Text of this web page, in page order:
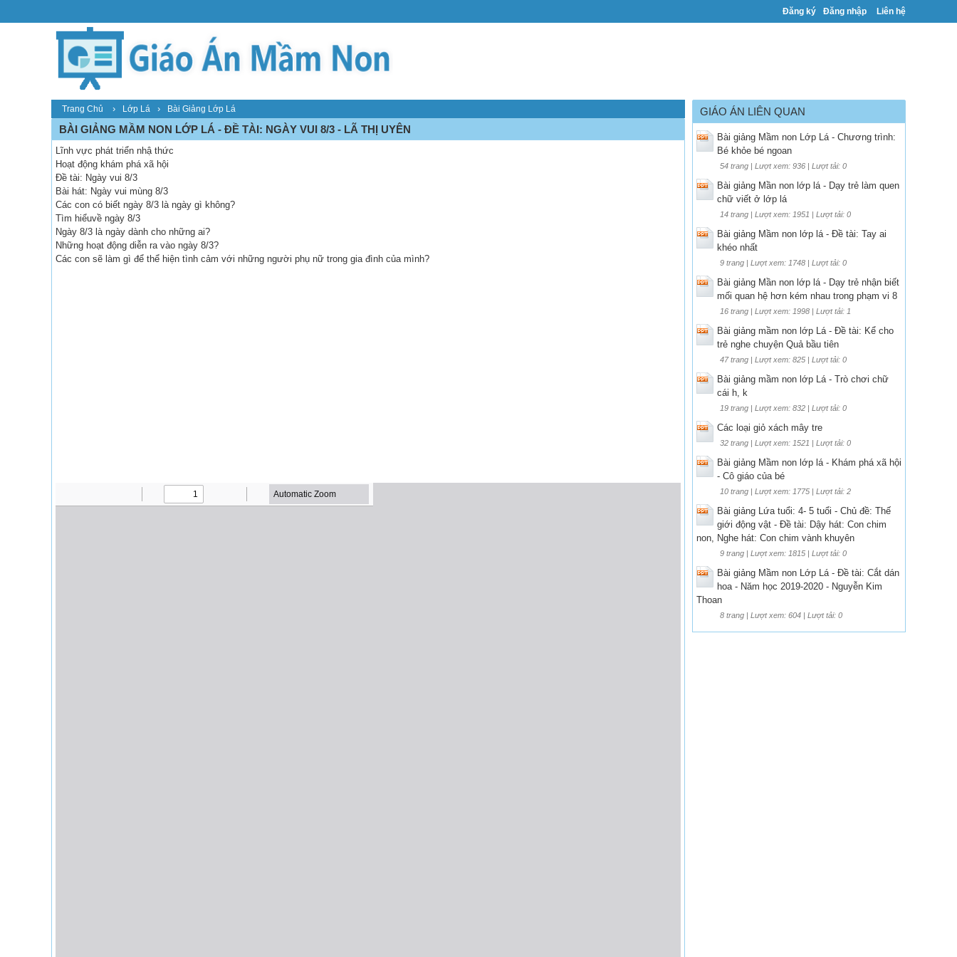
Đăng ký Đăng nhập Liên hệ
Trang Chủ › Lớp Lá › Bài Giảng Lớp Lá
BÀI GIẢNG MẦM NON LỚP LÁ - ĐỀ TÀI: NGÀY VUI 8/3 - LÃ THỊ UYÊN
Lĩnh vực phát triển nhậ thức
Hoạt động khám phá xã hội
Đề tài: Ngày vui 8/3
Bài hát: Ngày vui mùng 8/3
Các con có biết ngày 8/3 là ngày gì không?
Tìm hiểuvề ngày 8/3
Ngày 8/3 là ngày dành cho những ai?
Những hoạt động diễn ra vào ngày 8/3?
Các con sẽ làm gì để thể hiện tình cảm với những người phụ nữ trong gia đình của mình?
GIÁO ÁN LIÊN QUAN
Bài giảng Mầm non Lớp Lá - Chương trình:
Bé khỏe bé ngoan
54 trang | Lượt xem: 936 | Lượt tải: 0
Bài giảng Mần non lớp lá - Dạy trẻ làm quen
chữ viết ở lớp lá
14 trang | Lượt xem: 1951 | Lượt tải: 0
Bài giảng Mầm non lớp lá - Đề tài: Tay ai
khéo nhất
9 trang | Lượt xem: 1748 | Lượt tải: 0
Bài giảng Mần non lớp lá - Dạy trẻ nhận biết
mối quan hệ hơn kém nhau trong phạm vi 8
16 trang | Lượt xem: 1998 | Lượt tải: 1
Bài giảng mầm non lớp Lá - Đề tài: Kể cho
trẻ nghe chuyện Quả bầu tiên
47 trang | Lượt xem: 825 | Lượt tải: 0
Bài giảng mầm non lớp Lá - Trò chơi chữ
cái h, k
19 trang | Lượt xem: 832 | Lượt tải: 0
Các loại giỏ xách mây tre
32 trang | Lượt xem: 1521 | Lượt tải: 0
Bài giảng Mầm non lớp lá - Khám phá xã hội
- Cô giáo của bé
10 trang | Lượt xem: 1775 | Lượt tải: 2
Bài giảng Lứa tuổi: 4- 5 tuổi - Chủ đề: Thế
giới động vật - Đề tài: Dậy hát: Con chim
non, Nghe hát: Con chim vành khuyên
9 trang | Lượt xem: 1815 | Lượt tải: 0
Bài giảng Mầm non Lớp Lá - Đề tài: Cắt dán
hoa - Năm học 2019-2020 - Nguyễn Kim
Thoan
8 trang | Lượt xem: 604 | Lượt tải: 0